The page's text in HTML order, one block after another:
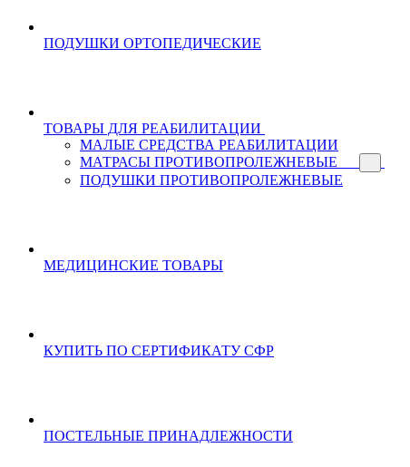
ПОДУШКИ ОРТОПЕДИЧЕСКИЕ
ТОВАРЫ ДЛЯ РЕАБИЛИТАЦИИ
МАЛЫЕ СРЕДСТВА РЕАБИЛИТАЦИИ
МАТРАСЫ ПРОТИВОПРОЛЕЖНЕВЫЕ
ПОДУШКИ ПРОТИВОПРОЛЕЖНЕВЫЕ
МЕДИЦИНСКИЕ ТОВАРЫ
КУПИТЬ ПО СЕРТИФИКАТУ СФР
ПОСТЕЛЬНЫЕ ПРИНАДЛЕЖНОСТИ